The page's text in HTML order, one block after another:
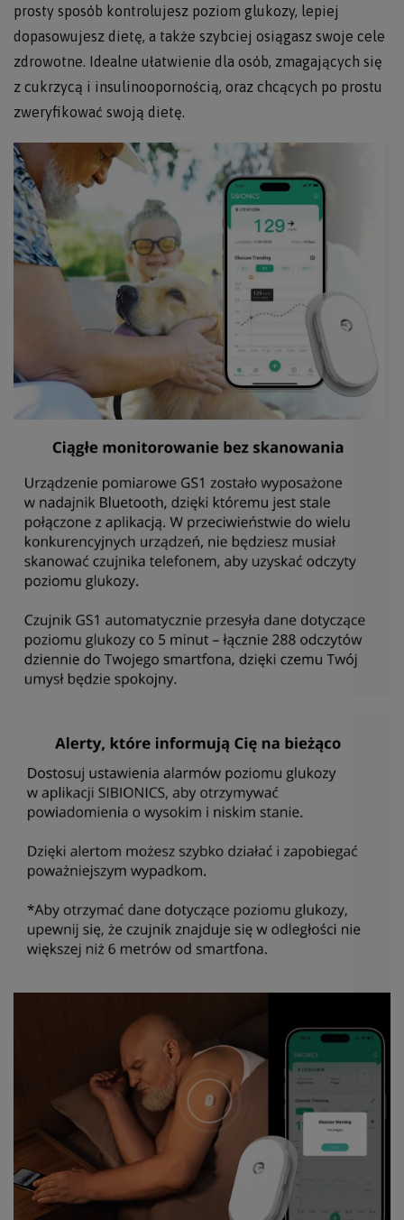
prosty sposób kontrolujesz poziom glukozy, lepiej
dopasowujesz dietę, a także szybciej osiągasz swoje cele
zdrowotne. Idealne ułatwienie dla osób, zmagających się
z cukrzycą i insulinoopornością, oraz chcących po prostu
zweryfikować swoją dietę.